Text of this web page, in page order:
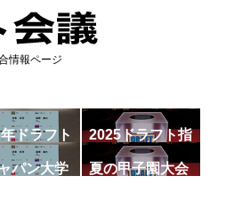
情報ページ
ドラフト
2025ドラフト指
名一覧
パン大学
夏の甲子園大会